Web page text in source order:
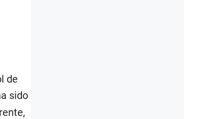
de
sido